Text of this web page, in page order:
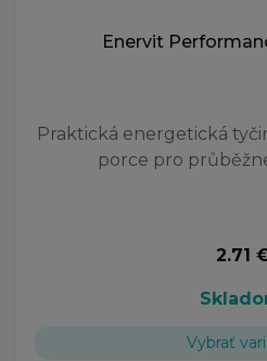
Enervit
Praktická energetická
porce pro
2.71
Vybrať